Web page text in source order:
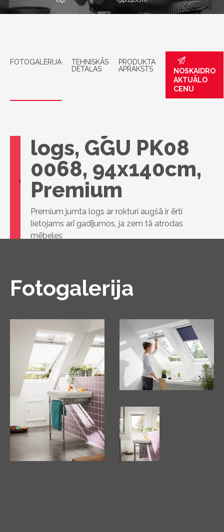
FOTOGALERIJA
TEHNISKĀS
DETAĻAS
PRODUKTA
APRAKSTS
NOSKAIDRO
AKTUĀLO
CENU
logs, GGU PK08
0068, 94x140cm,
Premium
Premium jumta logs ar rokturi augšā ir ērti
lietojams arī gadījumos, ja zem tā atrodas
mēbeles
Fotogalerija